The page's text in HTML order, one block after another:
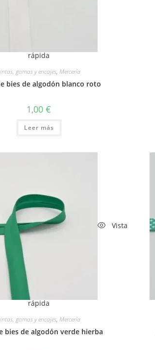
rápida
gomas y encajes, Mercería
bies de algodón blanco roto
1,00€
Leer más
Vista
rápida
gomas y encajes, Mercería
bies de algodón verde hierba